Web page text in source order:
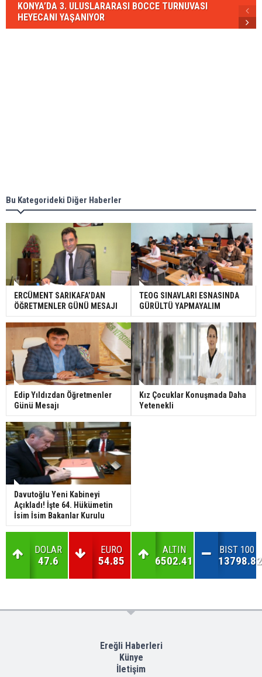
KONYA’DA 3. ULUSLARARASI BOCCE TURNUVASI
HEYECANI YAŞANIYOR
Bu Kategorideki Diğer Haberler
ERCÜMENT SARIKAFA’DAN
ÖĞRETMENLER GÜNÜ MESAJI
TEOG SINAVLARI ESNASINDA
GÜRÜLTÜ YAPMAYALIM
Edip Yıldızdan Öğretmenler
Günü Mesajı
Kız Çocuklar Konuşmada Daha
Yetenekli
Davutoğlu Yeni Kabineyi
Açıkladı! İşte 64. Hükümetin
İsim İsim Bakanlar Kurulu
DOLAR
47.6
EURO
54.85
ALTIN
6502.41
BIST 100
13798.82
Ereğli Haberleri
Künye
İletişim